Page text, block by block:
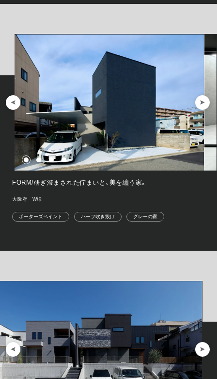
FORM/研ぎ澄まされた佇まいと、美を纏う家。
大阪府 W様
ポーターズペイント ハーフ吹き抜け グレーの家